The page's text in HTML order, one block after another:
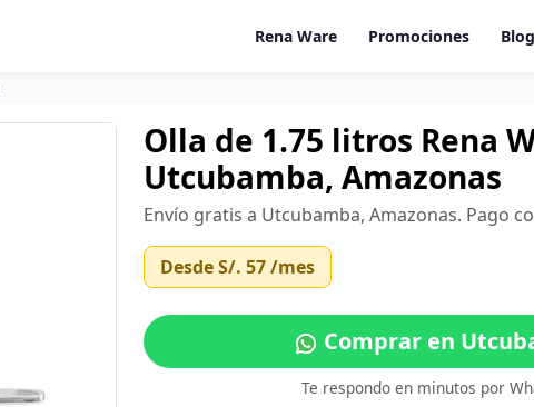
Rena Ware Promociones Blog
Olla de 1.75 litros Rena
Utcubamba, Amazonas
Envío gratis a Utcubamba, Amazonas. Pago
DesdeS/. 57/mes
Comprar en
Te respondo en minutos por